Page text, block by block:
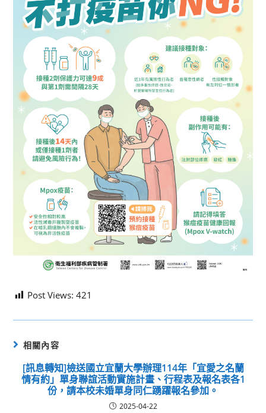
Post Views: 421
相關內容
[訊息轉知]檢送國立宜蘭大學辦理114年「宜愛之名蘭
情有約」單身聯誼活動實施計畫、行程表及報名表各1
份，請本校未婚單身同仁踴躍報名參加。
2025-04-22